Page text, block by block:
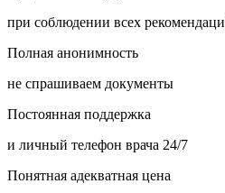
при соблюдении всех
Полная анонимность
не спрашиваем документы
Постоянная поддержка
и личный телефон врача 24/7
Понятная адекватная цена